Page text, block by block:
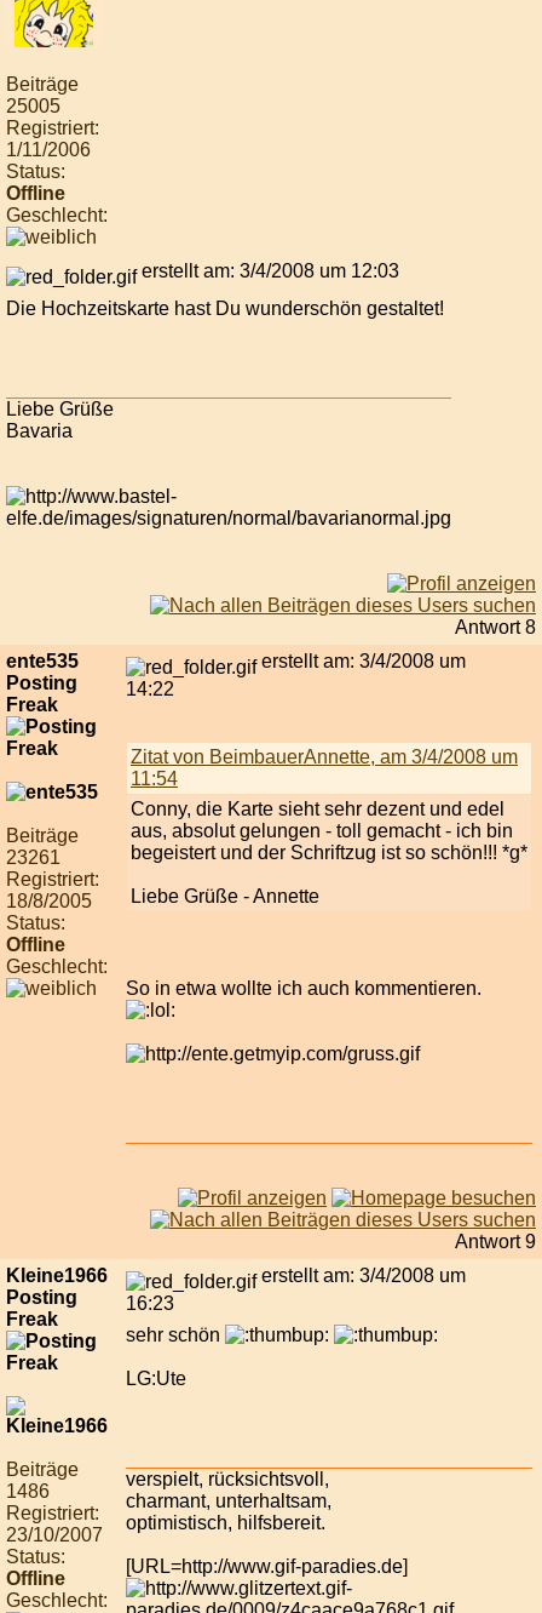
Beiträge
25005
Registriert:
1/11/2006
Status:
Offline
Geschlecht:
erstellt am: 3/4/2008 um 12:03
Die Hochzeitskarte hast Du wunderschön gestaltet!
Liebe Grüße
Bavaria
Antwort 8
ente535
Posting
Freak
Beiträge
23261
Registriert:
18/8/2005
Status:
Offline
Geschlecht:
erstellt am: 3/4/2008 um
14:22
Zitat von BeimbauerAnnette, am 3/4/2008 um
11:54
Conny, die Karte sieht sehr dezent und edel
aus, absolut gelungen - toll gemacht - ich bin
begeistert und der Schriftzug ist so schön!!! *g*
Liebe Grüße - Annette
So in etwa wollte ich auch kommentieren.
Antwort 9
Kleine1966
Posting
Freak
Beiträge
1486
Registriert:
23/10/2007
Status:
Offline
Geschlecht:
erstellt am: 3/4/2008 um
16:23
sehr schön
LG:Ute
verspielt, rücksichtsvoll,
charmant, unterhaltsam,
optimistisch, hilfsbereit.
[URL=http://www.gif-paradies.de]